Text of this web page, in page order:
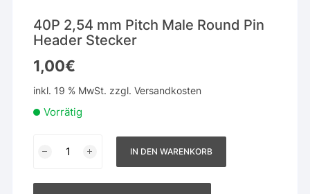
40P 2,54 mm Pitch Male Round Pin
Header Stecker
1,00€
inkl. 19 % MwSt. zzgl.Versandkosten
Vorrätig
IN DEN WARENKORB